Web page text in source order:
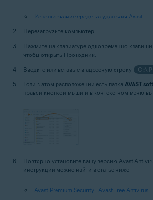
Использование средства удаления Avast
Перезагрузите компьютер.
Нажмите на клавиатуре одновременно клавиши
чтобы открыть Проводник.
Введите или вставьте в адресную строку
Если в этом расположении есть папка AVAST
правой кнопкой мыши и в контекстном меню
Повторно установите вашу версию Avast
инструкции можно найти в статье ниже.
Avast Premium Security | Avast Free Antivirus